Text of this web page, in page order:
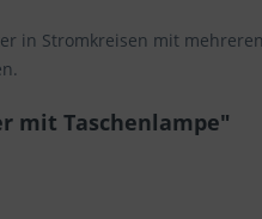
in Stromkreisen mit
mit Taschenlampe"